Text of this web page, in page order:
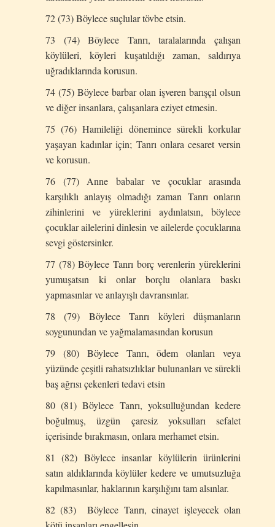
72 (73) Böylece suçlular tövbe etsin.
73 (74) Böylece Tanrı, taralalarında çalışan
köylüleri, köyleri kuşatıldığı zaman, saldırıya
uğradıklarında korusun.
74 (75) Böylece barbar olan işveren barışçıl olsun
ve diğer insanlara, çalışanlara eziyet etmesin.
75 (76) Hamileliği dönemince sürekli korkular
yaşayan kadınlar için; Tanrı onlara cesaret versin
ve korusun.
76 (77) Anne babalar ve çocuklar arasında
karşılıklı anlayış olmadığı zaman Tanrı onların
zihinlerini ve yüreklerini aydınlatsın, böylece
çocuklar ailelerini dinlesin ve ailelerde çocuklarına
sevgi göstersinler.
77 (78) Böylece Tanrı borç verenlerin yüreklerini
yumuşatsın ki onlar borçlu olanlara baskı
yapmasınlar ve anlayışlı davransınlar.
78 (79) Böylece Tanrı köyleri düşmanların
soygunundan ve yağmalamasından korusun
79 (80) Böylece Tanrı, ödem olanları veya
yüzünde çeşitli rahatsızlıklar bulunanları ve sürekli
baş ağrısı çekenleri tedavi etsin
80 (81) Böylece Tanrı, yoksulluğundan kedere
boğulmuş, üzgün çaresiz yoksulları sefalet
içerisinde bırakmasın, onlara merhamet etsin.
81 (82) Böylece insanlar köylülerin ürünlerini
satın aldıklarında köylüler kedere ve umutsuzluğa
kapılmasınlar, haklarının karşılığını tam alsınlar.
82 (83) Böylece Tanrı, cinayet işleyecek olan